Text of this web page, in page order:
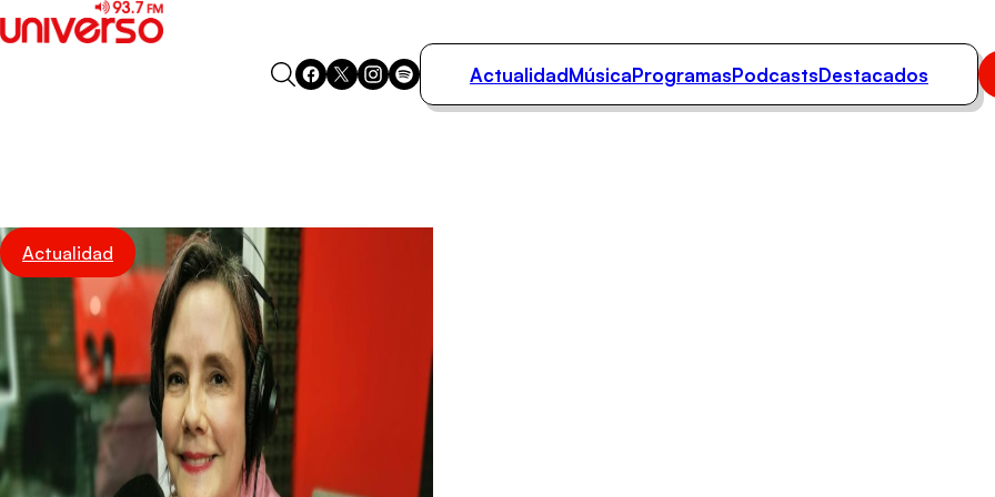
Podcasts
Destacados
ActualidadMúsicaProgramasPodcastsDestacados
Actualidad